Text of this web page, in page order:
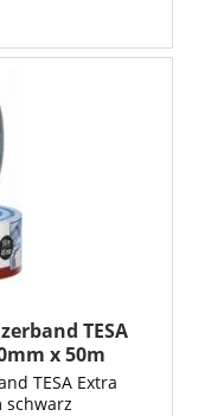
TESA
x 50m
TESA Extra
schwarz